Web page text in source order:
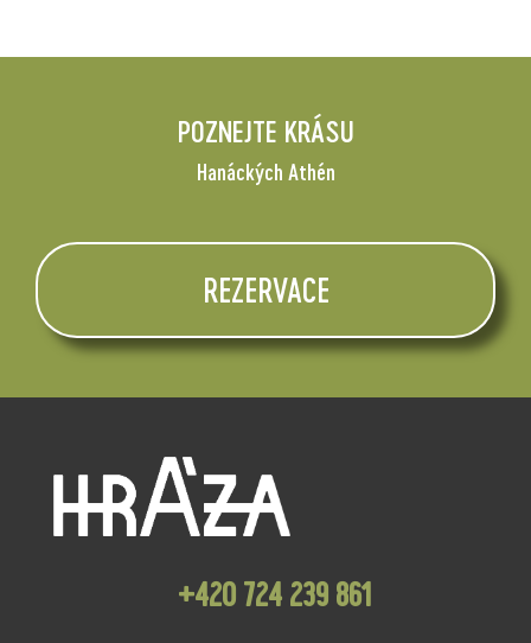
POZNEJTE KRÁSU
Hanáckých Athén
REZERVACE
+420 724 239 861